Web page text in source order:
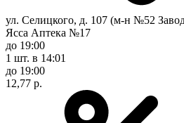
ул. Селицкого, д. 107 (м-н №52
Ясса Аптека №17
до 19:00
1 шт. в 14:01
до 19:00
12,77 р.